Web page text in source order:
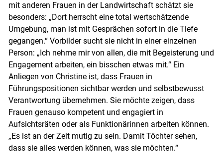
mit anderen Frauen in der Landwirtschaft schätzt sie
besonders: „Dort herrscht eine total wertschätzende
Umgebung, man ist mit Gesprächen sofort in die Tiefe
gegangen.“ Vorbilder sucht sie nicht in einer einzelnen
Person: „Ich nehme mir von allen, die mit Begeisterung und
Engagement arbeiten, ein bisschen etwas mit.“ Ein
Anliegen von Christine ist, dass Frauen in
Führungspositionen sichtbar werden und selbstbewusst
Verantwortung übernehmen. Sie möchte zeigen, dass
Frauen genauso kompetent und engagiert in
Aufsichtsräten oder als Funktionärinnen arbeiten können.
„Es ist an der Zeit mutig zu sein. Damit Töchter sehen,
dass sie alles werden können, was sie möchten.“